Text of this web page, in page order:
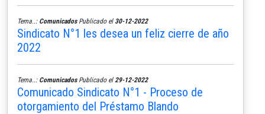
Tema..: ComunicadosPublicado el 30-12-2022
Sindicato N°1 les desea un feliz cierre de año
2022
Tema..: ComunicadosPublicado el 29-12-2022
Comunicado Sindicato N°1 - Proceso de
otorgamiento del Préstamo Blando